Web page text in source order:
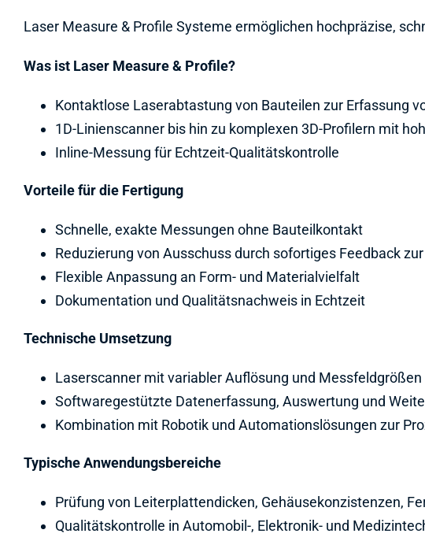
Laser Measure & Profile Systeme ermöglichen hochpräzise,
Was ist Laser Measure & Profile?
Kontaktlose Laserabtastung von Bauteilen zur Erfassung
1D-Linienscanner bis hin zu komplexen 3D-Profilern mit
Inline-Messung für Echtzeit-Qualitätskontrolle
Vorteile für die Fertigung
Schnelle, exakte Messungen ohne Bauteilkontakt
Reduzierung von Ausschuss durch sofortiges Feedback
Flexible Anpassung an Form- und Materialvielfalt
Dokumentation und Qualitätsnachweis in Echtzeit
Technische Umsetzung
Laserscanner mit variabler Auflösung und Messfeldgrößen
Softwaregestützte Datenerfassung, Auswertung und
Kombination mit Robotik und Automationslösungen zur
Typische Anwendungsbereiche
Prüfung von Leiterplattendicken, Gehäusekonzistenzen,
Qualitätskontrolle in Automobil-, Elektronik- und